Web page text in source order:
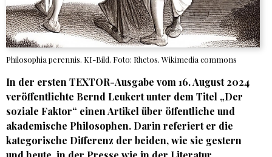
Philosophia perennis. KI-Bild. Foto: Rhetos. Wikimedia commons
In der ersten TEXTOR-Ausgabe vom 16. August 2024
veröffentlichte Bernd Leukert unter dem Titel „Der
soziale Faktor“ einen Artikel über öffentliche und
akademische Philosophen. Darin referiert er die
kategorische Differenz der beiden, wie sie gestern